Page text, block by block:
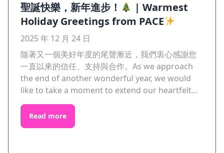
聖誕快樂，新年進步！
| Warmest
Holiday Greetings from PACE
2025 年 12 月 24 日
隨著又一個美好年度的尾聲漸近，我們衷心感謝您
一直以來的信任、支持與合作。As we approach
the end of another wonderful year, we would
like to take a moment to extend our heartfelt…
Read more